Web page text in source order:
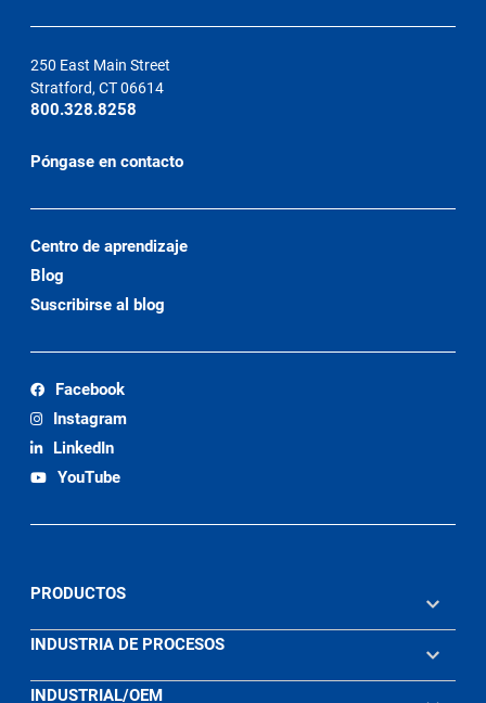
250 East Main Street
Stratford, CT 06614
800.328.8258
Póngase en contacto
Centro de aprendizaje
Blog
Suscribirse al blog
Facebook
Instagram
LinkedIn
YouTube
PRODUCTOS
INDUSTRIA DE PROCESOS
INDUSTRIAL/OEM